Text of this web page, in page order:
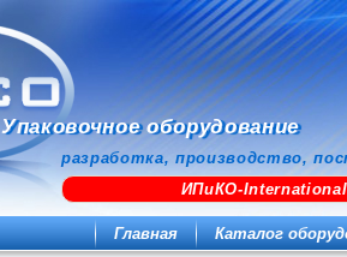
Упаковочное оборудование
разработка, производство,
ИПиКО-International
Главная Каталог